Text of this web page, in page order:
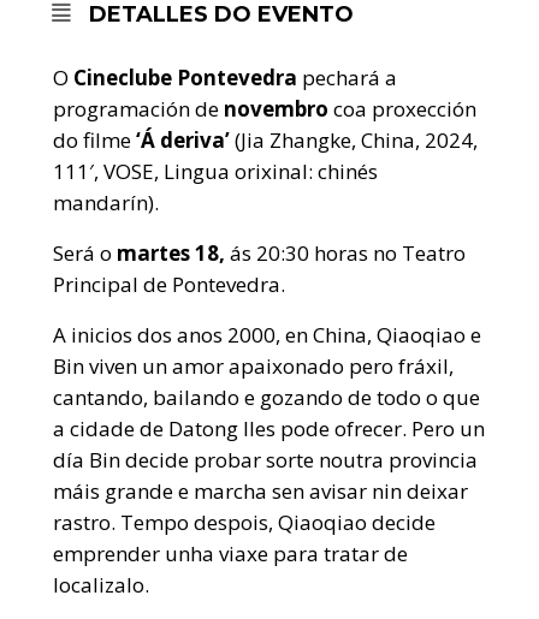
DETALLES DO EVENTO
O Cineclube Pontevedra pechará a
programación de novembro coa proxección
do filme‘Á deriva’(Jia Zhangke, China, 2024,
111′, VOSE, Lingua orixinal: chinés
mandarín).
Será o martes 18, ás 20:30 horas no Teatro
Principal de Pontevedra.
A inicios dos anos 2000, en China, Qiaoqiao e
Bin viven un amor apaixonado pero fráxil,
cantando, bailando e gozando de todo o que
a cidade de Datong lles pode ofrecer. Pero un
día Bin decide probar sorte noutra provincia
máis grande e marcha sen avisar nin deixar
rastro. Tempo despois, Qiaoqiao decide
emprender unha viaxe para tratar de
localizalo.